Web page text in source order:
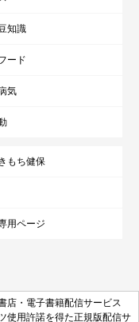
知識
ード
気
もち健保
用ページ
店・電子書籍配信サービス
使用許諾を得た正規版配信サ